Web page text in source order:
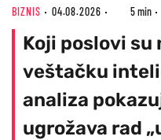
BIZNIS 04.08.2026 5 min
Koji poslovi
veštačku
analiza
ugrožava rad